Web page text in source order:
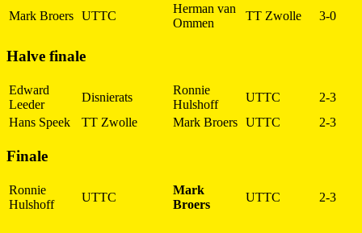
Mark Broers UTTC
Herman van
Ommen
TT Zwolle 3-0
Halve finale
Edward
Leeder
Disnierats
Ronnie
Hulshoff
UTTC
2-3
Hans Speek
TT Zwolle Mark Broers UTTC 2-3
Finale
Ronnie
Hulshoff
UTTC
Mark
Broers
UTTC 2-3